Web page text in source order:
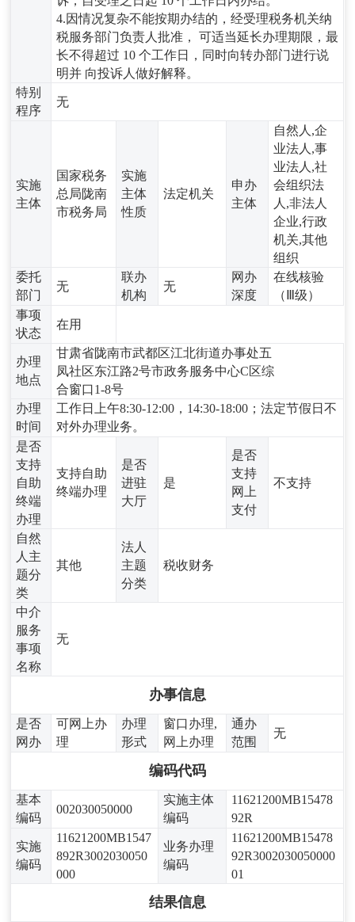
4.因情况复杂不能按期办结的，经受理税务机关纳
税服务部门负责人批准， 可适当延长办理期限，最
长不得超过 10 个工作日，同时向转办部门进行说
明并 向投诉人做好解释。
特别
程序
无
实施
主体
国家税务
总局陇南
市税务局
实施
主体
性质
法定机关
申办
主体
自然人,企
业法人,事
业法人,社
会组织法
人,非法人
企业,行政
机关,其他
组织
委托
部门
无
联办
机构
无
网办
深度
在线核验
（Ⅲ级）
事项
状态
在用
办理
地点
甘肃省陇南市武都区江北街道办事处五
凤社区东江路2号市政务服务中心C区综
合窗口1-8号
办理
时间
工作日上午8:30-12:00，14:30-18:00；法定节假日不
对外办理业务。
是否
支持
自助
终端
办理
支持自助
终端办理
是否
进驻
大厅
是
是否
支持
网上
支付
不支持
自然
人主
题分
类
其他
法人
主题
分类
税收财务
中介
服务
事项
名称
无
办事信息
是否
网办
可网上办
理
办理
形式
窗口办理,
网上办理
通办
范围
无
编码代码
基本
编码
002030050000
实施主体
编码
11621200MB15478
92R
实施
编码
11621200MB1547
892R3002030050
000
业务办理
编码
11621200MB15478
92R3002030050000
01
结果信息